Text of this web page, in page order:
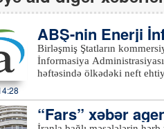
ABŞ-nin Enerji
tı əsasında…
Birləşmiş Ştatların kommersiya xam neft
İnformasiya Administrasiyasının (EIA)
həftəsində ölkədəki neft
Birləşmiş Ştatların
milyon 600 min barel
isə hesabat həftəsində 4
“Fars” xəbər